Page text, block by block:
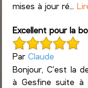
mises à jour ré...
Excellent pour la
ParClaude
Bonjour, C'est la
à Gesfine suite à